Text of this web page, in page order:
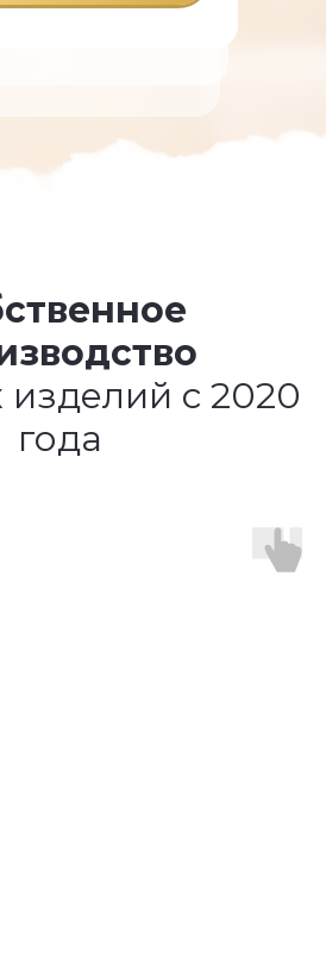
с 2020
года